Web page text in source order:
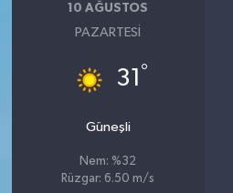
10 AĞUSTOS
PAZARTESI
31 °
Güneşli
Nem: %32
Rüzgar: 6.50 m/s